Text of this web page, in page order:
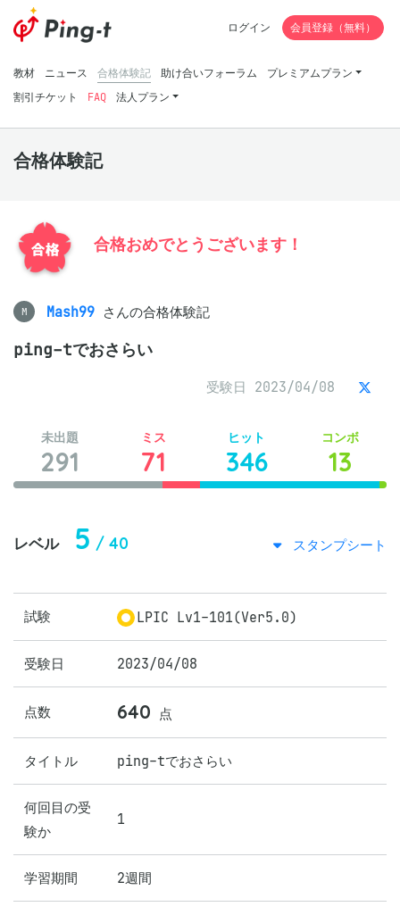
教材 ニュース 合格体験記 助け合いフォーラム
プレミアムプラン
割引チケット
FAQ 法人プラン
ログイン 会員登録（無料）
合格体験記
合格おめでとうございます！
M Mash99 さんの合格体験記
ping-tでおさらい
受験日 2023/04/08
未出題
291
ミス
71
ヒット
346
コンボ
13
レベル 5 / 40 スタンプシート
試験 LPIC Lv1-101(Ver5.0)
受験日 2023/04/08
点数 640 点
タイトル ping-tでおさらい
何回目の受
験か
1
学習期間 2週間